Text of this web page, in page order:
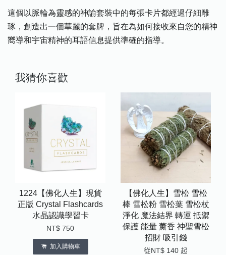
這個以脈輪為靈感的神諭套裝中的每張卡片都經過仔細雕
琢，創造出一個華麗的套牌，旨在為如何接收來自您的精神
嚮導和宇宙精神的耳語信息提供準確的指導。
我猜你喜歡
1224【佛化人生】現貨
正版 Crystal Flashcards
水晶認識學習卡
NT$ 750
加入購物車
【佛化人生】雪松 雪松
棒 雪松粉 雪松葉 雪松杖
淨化 魔法結界 轉運 抵禦
保護 能量 薰香 神聖雪松
招財 吸引錢
從NT$ 140 起